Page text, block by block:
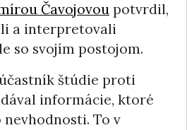
Čavojovou potvrdil,
a interpretovali
so svojím postojom.
štúdie proti
informácie, ktoré
To v